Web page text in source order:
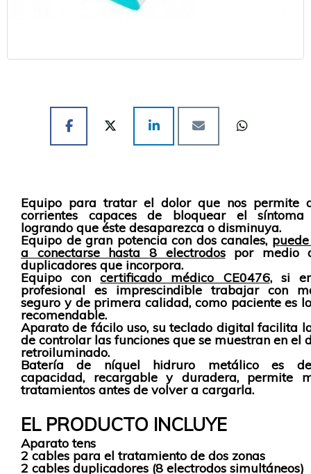
Equipo para tratar el dolor que nos permite
corrientes capaces de bloquear el síntoma
logrando que éste desaparezca o disminuya.
Equipo de gran potencia con dos canales,
a conectarse hasta 8 electrodospor medio
duplicadores que incorpora.
Equipo concertificado médico CE0476, si
profesional es imprescindible trabajar con
seguro y de primera calidad, como paciente es
recomendable.
Aparato de fácilo uso, su teclado digital facilita
de controlar las funciones que se muestran en el
retroiluminado.
Batería de níquel hidruro metálico es
capacidad, recargable y duradera, permite
tratamientos antes de volver a cargarla.
EL PRODUCTO INCLUYE
Aparato tens
2 cables para el tratamiento de dos zonas
2 cables duplicadores (8 electrodos simultáneos)